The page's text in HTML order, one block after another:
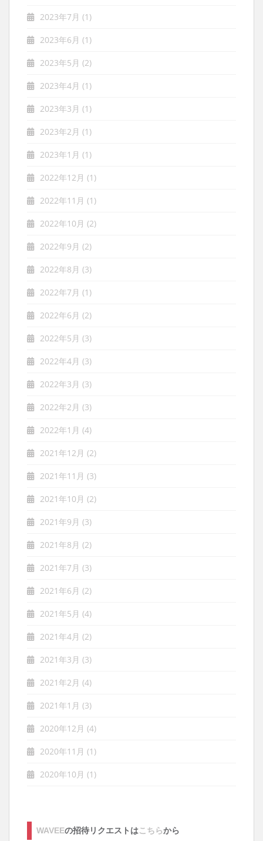
2023年7月 (1)
2023年6月 (1)
2023年5月 (2)
2023年4月 (1)
2023年3月 (1)
2023年2月 (1)
2023年1月 (1)
2022年12月 (1)
2022年11月 (1)
2022年10月 (2)
2022年9月 (2)
2022年8月 (3)
2022年7月 (1)
2022年6月 (2)
2022年5月 (3)
2022年4月 (3)
2022年3月 (3)
2022年2月 (3)
2022年1月 (4)
2021年12月 (2)
2021年11月 (3)
2021年10月 (2)
2021年9月 (3)
2021年8月 (2)
2021年7月 (3)
2021年6月 (2)
2021年5月 (4)
2021年4月 (2)
2021年3月 (3)
2021年2月 (4)
2021年1月 (3)
2020年12月 (4)
2020年11月 (1)
2020年10月 (1)
WAVEEの招待リクエストはこちらから